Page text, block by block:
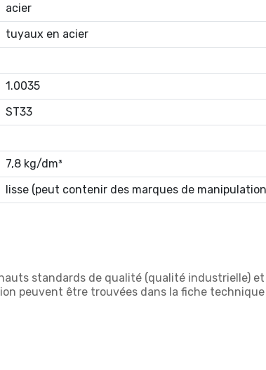
acier
tuyaux en acier
1.0035
ST33
7,8 kg/dm³
lisse (peut contenir des marques de
standards de qualité (qualité industrielle)
peuvent être trouvées dans la fiche